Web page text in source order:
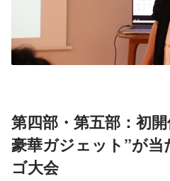
第四部・第五部：初
豪華ガジェット”が当
ゴ大会